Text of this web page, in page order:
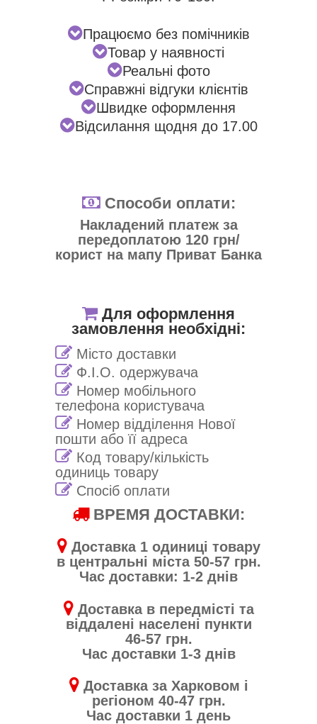
Працюємо без помічників
Товар у наявності
Реальні фото
Справжні відгуки клієнтів
Швидке оформлення
Відсилання щодня до 17.00
Способи оплати:
Накладений платеж за
передоплатою 120 грн/
корист на мапу Приват Банка
Для оформлення
замовлення необхідні:
Місто доставки
Ф.І.О. одержувача
Номер мобільного
телефона користувача
Номер відділення Нової
пошти або її адреса
Код товару/кількість
одиниць товару
Спосіб оплати
ВРЕМЯ ДОСТАВКИ:
Доставка 1 одиниці товару
в центральні міста 50-57 грн.
Час доставки: 1-2 днів
Доставка в передмісті та
віддалені населені пункти
46-57 грн.
Час доставки 1-3 днів
Доставка за Харковом і
регіоном 40-47 грн.
Час доставки 1 день